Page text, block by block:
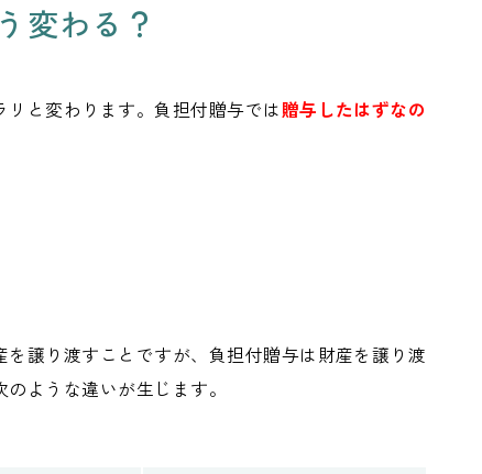
変わる？
と変わります。負担付贈与では贈与したはずなの
譲り渡すことですが、負担付贈与は財産を譲り渡
ような違いが生じます。